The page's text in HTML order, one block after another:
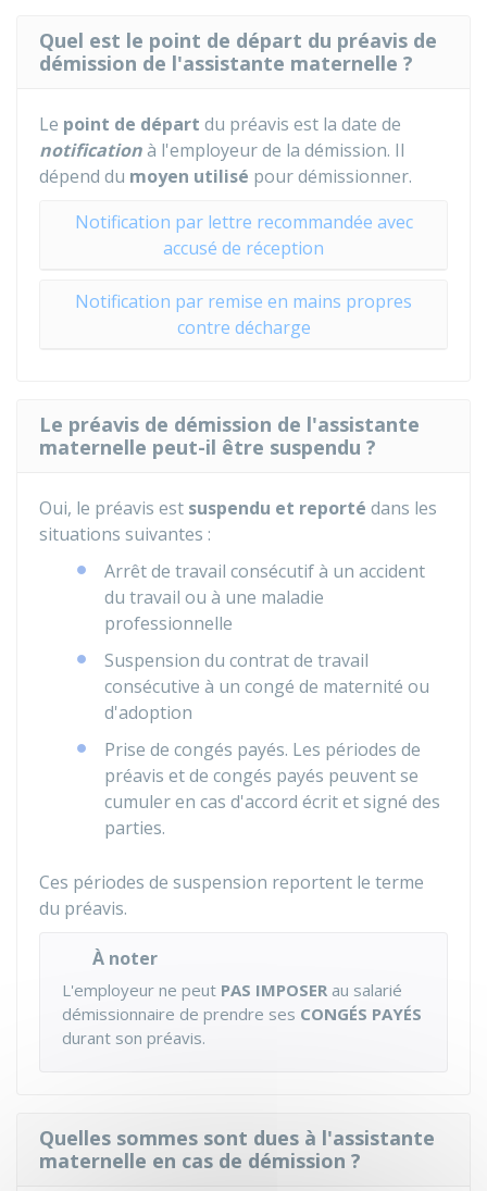
Quel est le point de départ du préavis de
démission de l'assistante maternelle ?
Le point de départ du préavis est la date de
notificationà l'employeur de la démission. Il
dépend du moyen utilisé pour démissionner.
Notification par lettre recommandée avec
accusé de réception
Notification par remise en mains propres
contre décharge
Le préavis de démission de l'assistante
maternelle peut-il être suspendu ?
Oui, le préavis est suspendu et reporté dans les
situations suivantes :
Arrêt de travail consécutif à un accident
du travail ou à une maladie
professionnelle
Suspension du contrat de travail
consécutive à un congé de maternité ou
d'adoption
Prise de congés payés. Les périodes de
préavis et de congés payés peuvent se
cumuler en cas d'accord écrit et signé des
parties.
Ces périodes de suspension reportent le terme
du préavis.
À noter
L'employeur ne peut PAS IMPOSER au salarié
démissionnaire de prendre ses CONGÉS PAYÉS
durant son préavis.
Quelles sommes sont dues à l'assistante
maternelle en cas de démission ?